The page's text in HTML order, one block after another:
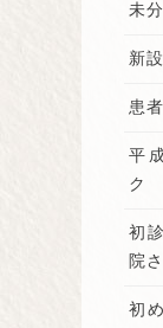
未
新
患
平
ク
初
院
初